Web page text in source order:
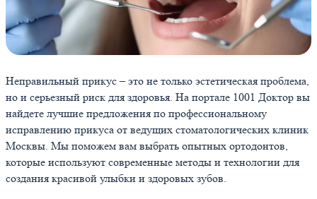
Неправильный прикус – это не только эстетическая проблема,
но и серьезный риск для здоровья. На портале 1001 Доктор вы
найдете лучшие предложения по профессиональному
исправлению прикуса от ведущих стоматологических клиник
Москвы. Мы поможем вам выбрать опытных ортодонтов,
которые используют современные методы и технологии для
создания красивой улыбки и здоровых зубов.